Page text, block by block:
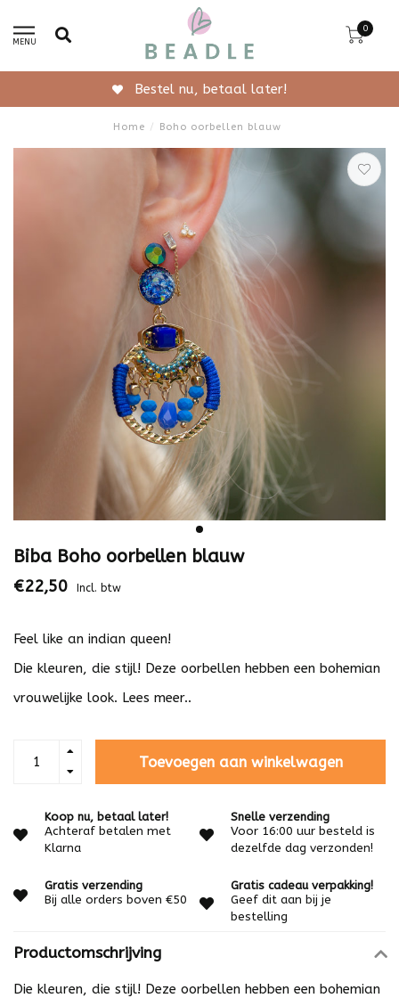
MENU
0
Bestel nu, betaal later!
Home / Boho oorbellen blauw
Biba Boho oorbellen blauw
€22,50 Incl. btw
Feel like an indian queen!
Die kleuren, die stijl! Deze oorbellen hebben een bohemian
vrouwelijke look. Lees meer..
Toevoegen aan winkelwagen
Koop nu, betaal later!
Achteraf betalen met
Klarna
Snelle verzending
Voor 16:00 uur besteld is
dezelfde dag verzonden!
Gratis verzending
Bij alle orders boven €50
Gratis cadeau verpakking!
Geef dit aan bij je
bestelling
Productomschrijving
Die kleuren, die stijl! Deze oorbellen hebben een bohemian